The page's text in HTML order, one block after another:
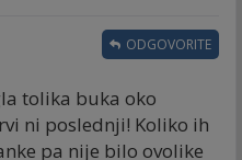
tolika buka oko
ni poslednji! Koliko ih
pa nije bilo ovolike
ODGOVORITE